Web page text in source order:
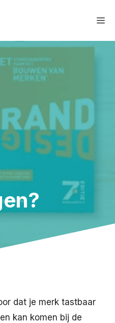
dat je merk tastbaar
kan komen bij de